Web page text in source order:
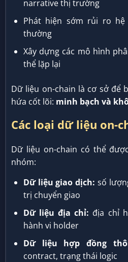
narrative thị trường
Phát hiện sớm rủi ro
thường
Xây dựng các mô hình
thể lặp lại
Dữ liệu on-chain là cơ sở để
hứa cốt lõi: minh bạch và
Các loại dữ liệu on-
Dữ liệu on-chain có thể
nhóm:
Dữ liệu giao dịch: số
trị chuyển giao
Dữ liệu địa chỉ: địa chỉ
hành vi holder
Dữ liệu hợp đồng
contract, trạng thái logic